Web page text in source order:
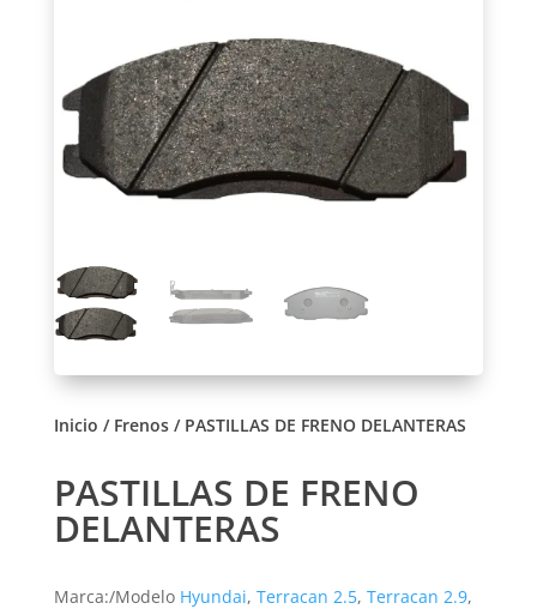
Inicio / Frenos/ PASTILLAS DE FRENO DELANTERAS
PASTILLAS DE FRENO
DELANTERAS
Marca:/Modelo Hyundai, Terracan 2.5, Terracan 2.9,